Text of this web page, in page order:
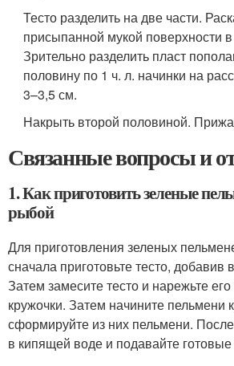
Тесто разделить на две части.
присыпанной мукой поверхности в
Зрительно разделить пласт
половину по 1 ч. л. начинки на
3–3,5 см.
Накрыть второй половиной.
Связанные вопросы и
1. Как приготовить зеленые
рыбой
Для приготовления зеленых
сначала приготовьте тесто, добавив
Затем замесите тесто и нарежьте
кружочки. Затем начините пельмени
сформируйте из них пельмени. После
в кипящей воде и подавайте